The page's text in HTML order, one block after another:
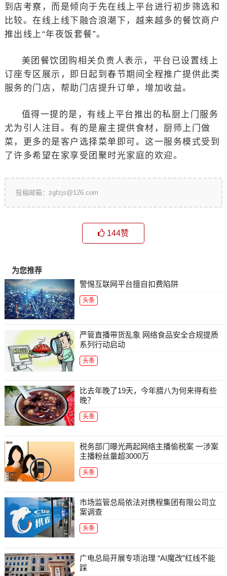
到店考察，而是倾向于先在线上平台进行初步筛选和
比较。在线上线下融合浪潮下，越来越多的餐饮商户
推出线上“年夜饭套餐”。
美团餐饮团购相关负责人表示，平台已设置线上
订座专区展示，即日起到春节期间全程推广提供此类
服务的门店，帮助门店提升订单，增加收益。
值得一提的是，有线上平台推出的私厨上门服务
尤为引人注目。有的是雇主提供食材，厨师上门做
菜，更多的是客户选择菜单即可。这一服务模式受到
了许多希望在家享受团聚时光家庭的欢迎。
投稿邮箱：zgfzjs@126.com
144赞
为您推荐
警惕互联网平台擅自扣费陷阱
头条
严管直播带货乱象 网络食品安全合规提质
系列行动启动
头条
比去年晚了19天，今年腊八为何来得有些
晚？
头条
税务部门曝光两起网络主播偷税案 一涉案
主播粉丝量超3000万
头条
市场监管总局依法对携程集团有限公司立
案调查
头条
广电总局开展专项治理 “AI魔改”红线不能
踩